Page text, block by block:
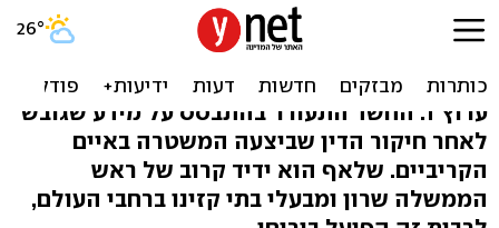
חשד במשטרה: מקור הכסף
של גלעד שרון - קזינו
ערוץ 1: החשד התעורר בהתבסס על מידע שגובש
לאחר חיקור הדין שביצעה המשטרה באיים
הקריביים. שלאף הוא ידיד קרוב של ראש
הממשלה שרון ומבעלי בתי קזינו ברחבי העולם,